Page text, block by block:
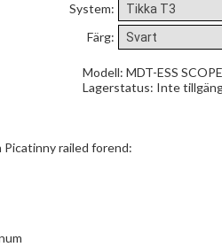
System:
Färg:
Modell: MDT-ESS
Lagerstatus: Inte
Picatinny railed forend: